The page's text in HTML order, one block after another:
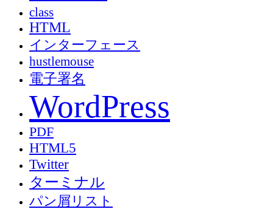
class
HTML
インターフェース
hustlemouse
電子署名
WordPress
PDF
HTML5
Twitter
ターミナル
パン屑リスト